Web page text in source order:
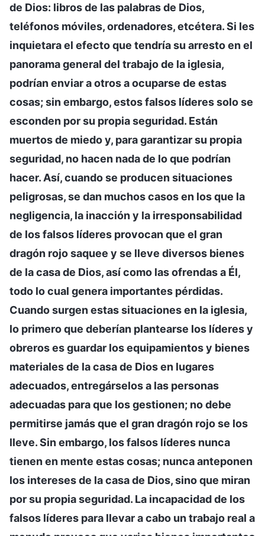
de Dios: libros de las palabras de Dios,
teléfonos móviles, ordenadores, etcétera. Si les
inquietara el efecto que tendría su arresto en el
panorama general del trabajo de la iglesia,
podrían enviar a otros a ocuparse de estas
cosas; sin embargo, estos falsos líderes solo se
esconden por su propia seguridad. Están
muertos de miedo y, para garantizar su propia
seguridad, no hacen nada de lo que podrían
hacer. Así, cuando se producen situaciones
peligrosas, se dan muchos casos en los que la
negligencia, la inacción y la irresponsabilidad
de los falsos líderes provocan que el gran
dragón rojo saquee y se lleve diversos bienes
de la casa de Dios, así como las ofrendas a Él,
todo lo cual genera importantes pérdidas.
Cuando surgen estas situaciones en la iglesia,
lo primero que deberían plantearse los líderes y
obreros es guardar los equipamientos y bienes
materiales de la casa de Dios en lugares
adecuados, entregárselos a las personas
adecuadas para que los gestionen; no debe
permitirse jamás que el gran dragón rojo se los
lleve. Sin embargo, los falsos líderes nunca
tienen en mente estas cosas; nunca anteponen
los intereses de la casa de Dios, sino que miran
por su propia seguridad. La incapacidad de los
falsos líderes para llevar a cabo un trabajo real a